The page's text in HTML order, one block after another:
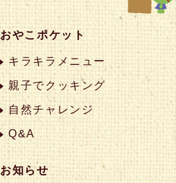
おやこポケット
キラキラメニュー
親子でクッキング
自然チャレンジ
Q&A
お知らせ